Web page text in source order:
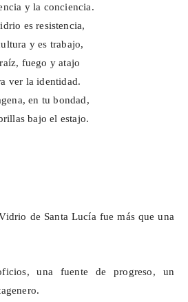
y la conciencia.
es resistencia,
y es trabajo,
fuego y atajo
ver la identidad.
en tu bondad,
bajo el estajo.
de Santa Lucía fue más que una
una fuente de progreso, un